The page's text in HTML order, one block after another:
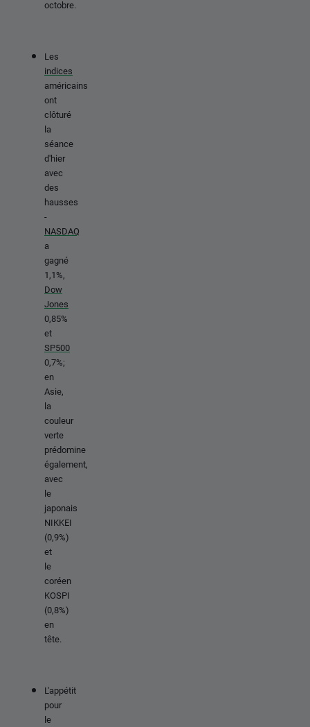
octobre.
Les
indices
américains
ont
clôturé
la
séance
d'hier
avec
des
hausses
-
NASDAQ
a
gagné
1,1%,
Dow
Jones
0,85%
et
SP500
0,7%;
en
Asie,
la
couleur
verte
prédomine
également,
avec
le
japonais
NIKKEI
(0,9%)
et
le
coréen
KOSPI
(0,8%)
en
tête.
L'appétit
pour
le